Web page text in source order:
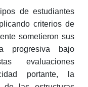
de estudiantes
criterios de
sometieron sus
progresiva bajo
evaluaciones
portante, la